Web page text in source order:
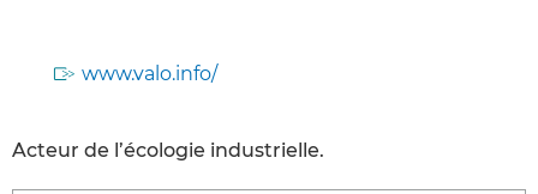
www.valo.info/
Acteur de l’écologie industrielle.